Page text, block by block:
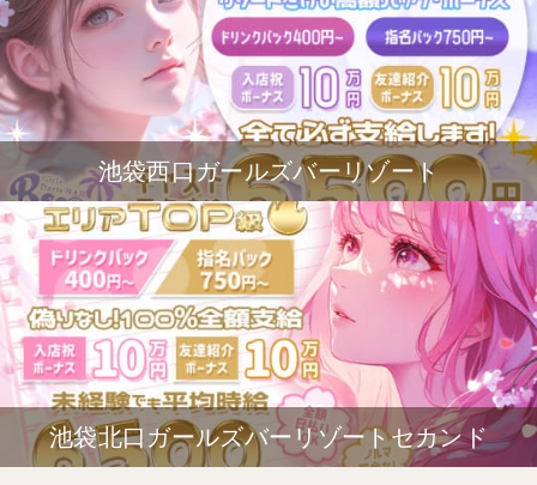
池袋西口ガールズバーリゾート
池袋北口ガールズバーリゾートセカンド